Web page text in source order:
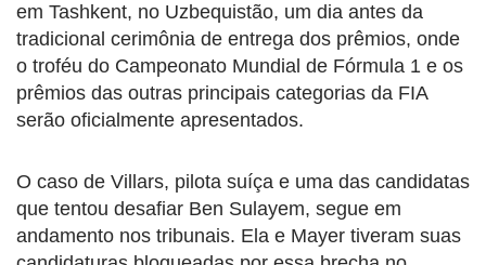
em Tashkent, no Uzbequistão, um dia antes da
tradicional cerimônia de entrega dos prêmios, onde
o troféu do Campeonato Mundial de Fórmula 1 e os
prêmios das outras principais categorias da FIA
serão oficialmente apresentados.
O caso de Villars, pilota suíça e uma das candidatas
que tentou desafiar Ben Sulayem, segue em
andamento nos tribunais. Ela e Mayer tiveram suas